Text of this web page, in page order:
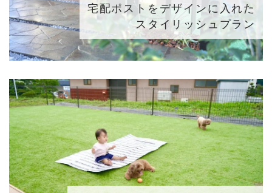
宅配ポストをデザインに入れた
スタイリッシュプラン